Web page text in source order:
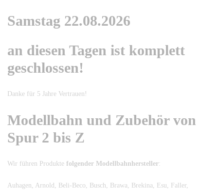
Samstag 22.08.2026
an diesen Tagen ist komplett
geschlossen!
Danke für 5 Jahre Vertrauen!
Modellbahn und Zubehör von
Spur 2 bis Z
Wir führen Produkte folgender Modellbahnhersteller:
Auhagen, Arnold, Beli-Beco, Busch, Brawa, Brekina, Esu, Faller,